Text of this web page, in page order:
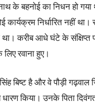
के बहनोई का निधन हो
निर्धारित नहीं
था। करीब आधे घंटे के
रवाना हुए।
बिष्ट है और वे पौड़ी
किया। उनके पिता